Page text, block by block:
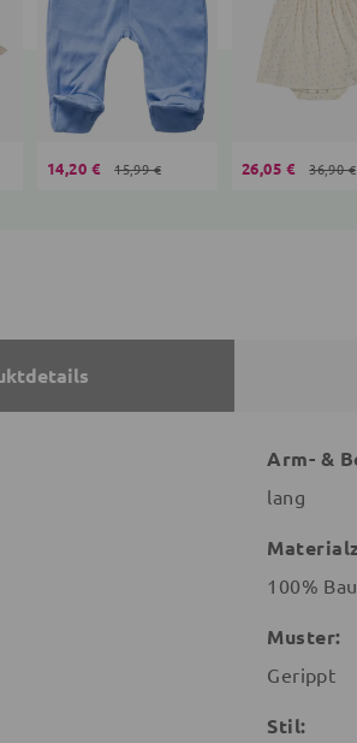
14,20 € 15,99 € 26,05 € 36,90 €
Arm- &
lang
100%
Muster:
Gerippt
Stil: